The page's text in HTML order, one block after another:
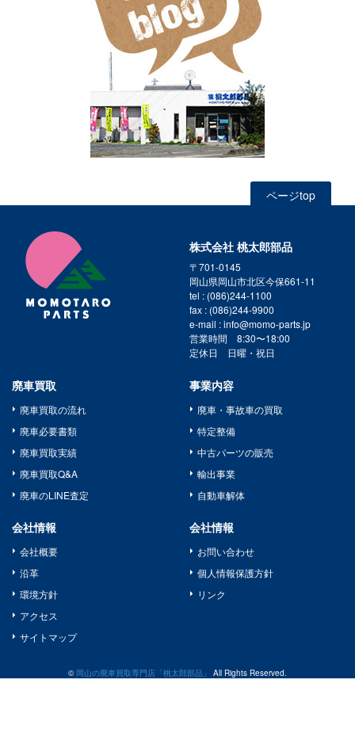
ページtop
株式会社 桃太郎部品
〒701-0145
岡山県岡山市北区今保661-11
tel : (086)244-1100
fax : (086)244-9900
e-mail : info@momo-parts.jp
営業時間 8:30〜18:00
定休日 日曜・祝日
廃車買取
廃車買取の流れ
廃車必要書類
廃車買取実績
廃車買取Q&A
廃車のLINE査定
事業内容
廃車・事故車の買取
特定整備
中古パーツの販売
輸出事業
自動車解体
会社情報
会社概要
沿革
環境方針
アクセス
サイトマップ
会社情報
お問い合わせ
個人情報保護方針
リンク
© 岡山の廃車買取専門店「桃太郎部品」 All Rights Reserved.